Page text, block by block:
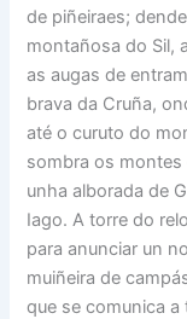
de piñeiraes;
montañosa do Sil,
as augas de
brava da Cruña,
até o curuto do
sombra os
unha alborada de
Iago. A torre do
para anunciar un
muiñeira de
que se comunica